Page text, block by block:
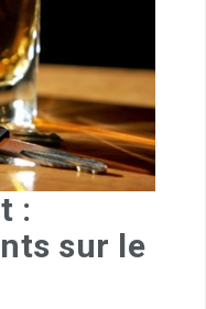
:
sur le